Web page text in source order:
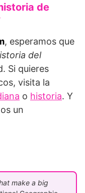
de
, esperamos que
del
Si quieres
visita la
o historia. Y
un
make a big